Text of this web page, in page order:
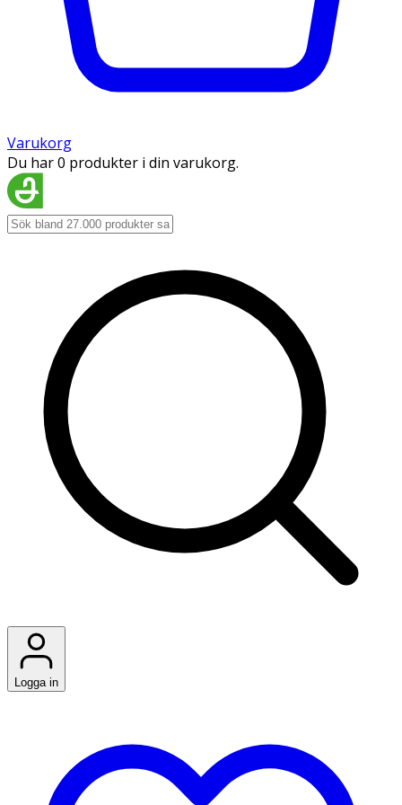
Varukorg
Du har 0 produkter i din varukorg.
Logga in